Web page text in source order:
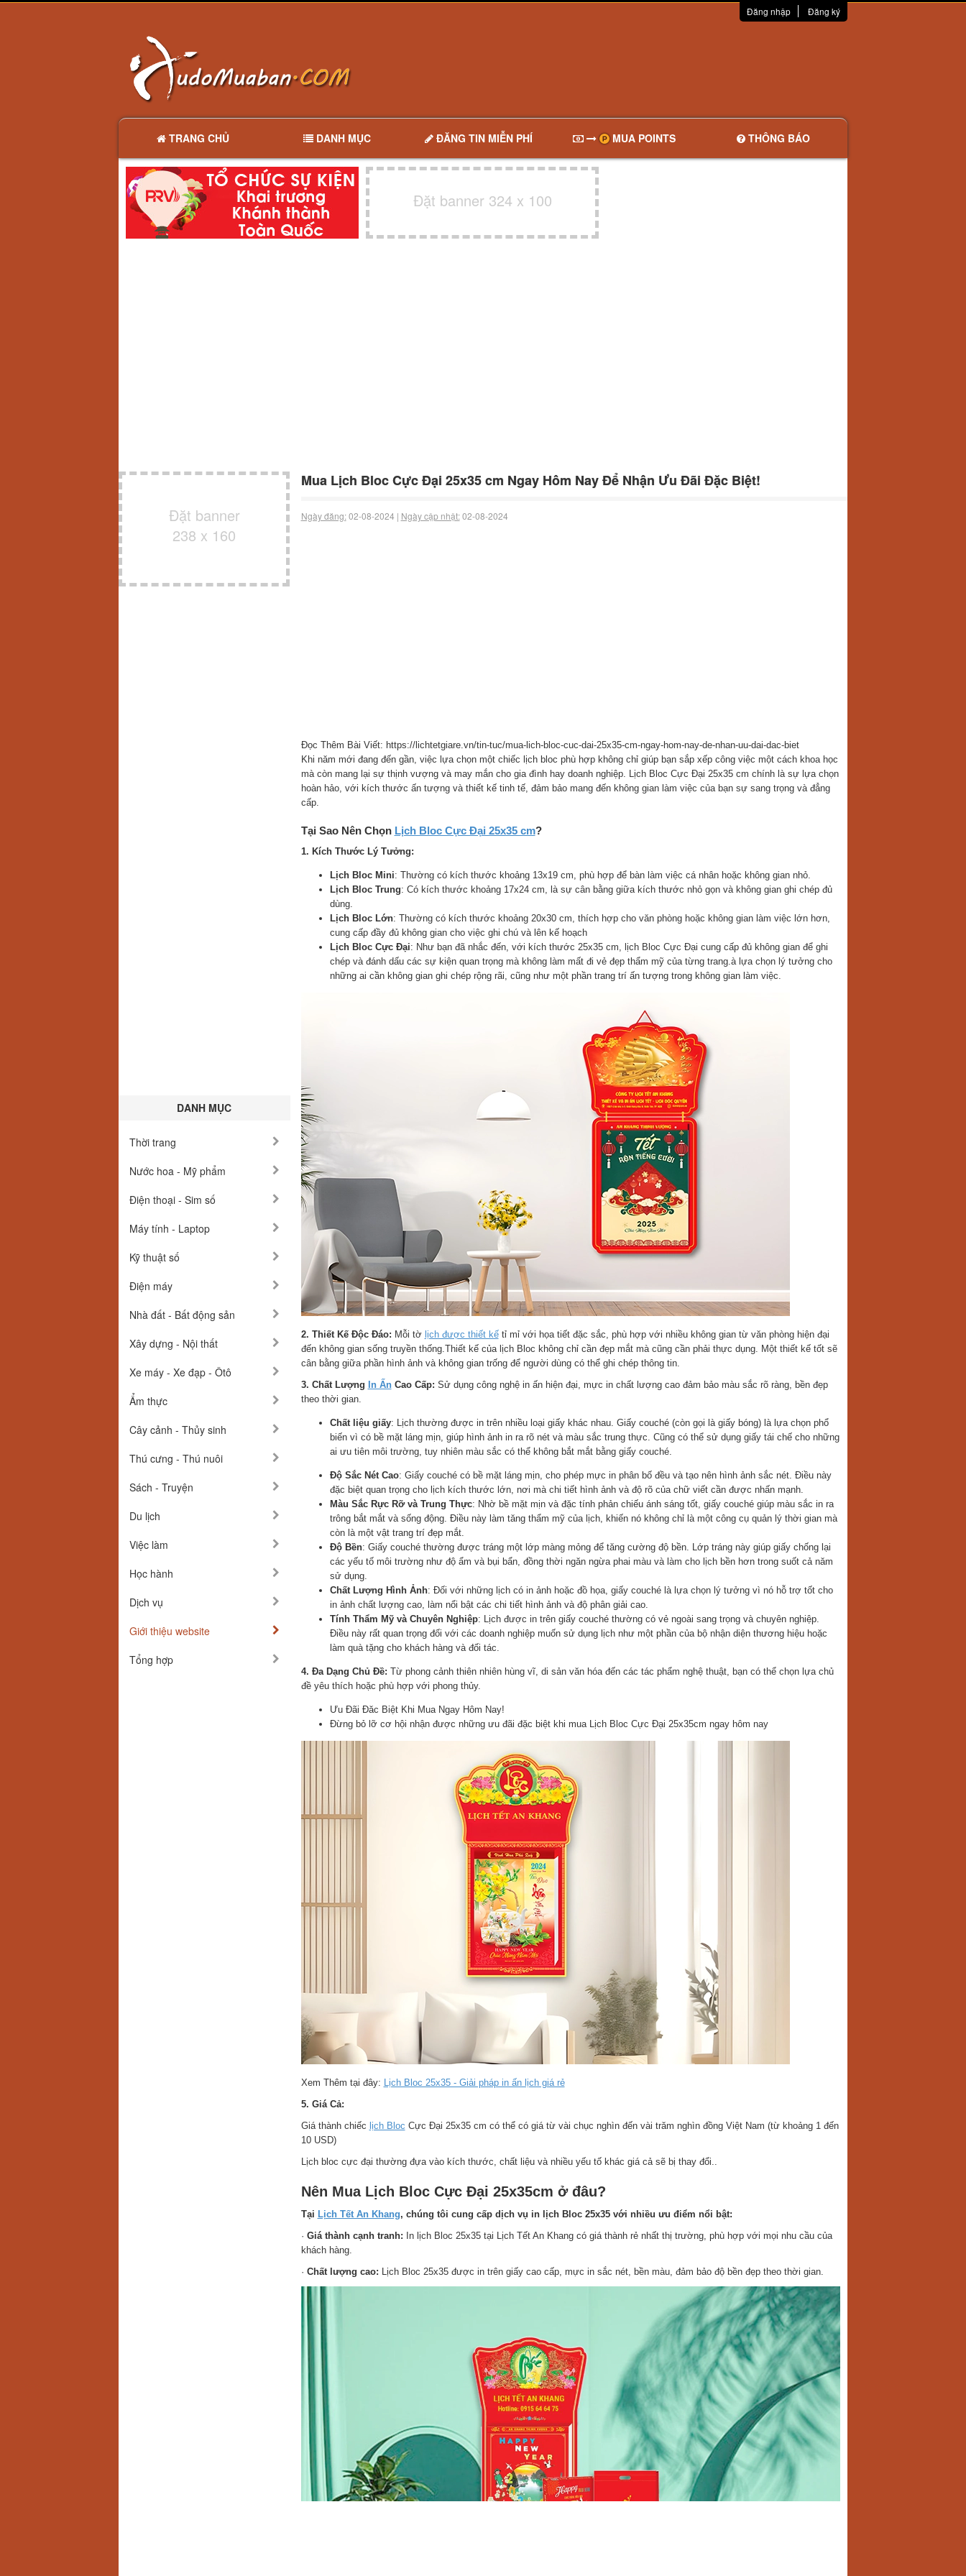
Đăng nhập Đăng ký
TRANG CHỦ DANH MỤC ĐĂNG TIN MIỄN PHÍ MUA POINTS THÔNG BÁO
Đặt banner 324 x 100
Đặt banner
238 x 160
DANH MỤC
Thời trang
Nước hoa - Mỹ phẩm
Điện thoại - Sim số
Máy tính - Laptop
Kỹ thuật số
Điện máy
Nhà đất - Bất động sản
Xây dựng - Nội thất
Xe máy - Xe đạp - Ôtô
Ẩm thực
Cây cảnh - Thủy sinh
Thú cưng - Thú nuôi
Sách - Truyện
Du lịch
Việc làm
Học hành
Dịch vụ
Giới thiệu website
Tổng hợp
Mua Lịch Bloc Cực Đại 25x35 cm Ngay Hôm Nay Để Nhận Ưu Đãi Đặc Biệt!
Ngày đăng:02-08-2024 | Ngày cập nhật:02-08-2024
Đọc Thêm Bài Viết: https://lichtetgiare.vn/tin-tuc/mua-lich-bloc-cuc-dai-25x35-cm-ngay-hom-nay-de-nhan-uu-dai-dac-biet
Khi năm mới đang đến gần, việc lựa chọn một chiếc lịch bloc phù hợp không chỉ giúp bạn sắp xếp công việc một cách khoa học
mà còn mang lại sự thịnh vượng và may mắn cho gia đình hay doanh nghiệp. Lịch Bloc Cực Đại 25x35 cm chính là sự lựa chọn
hoàn hảo, với kích thước ấn tượng và thiết kế tinh tế, đảm bảo mang đến không gian làm việc của bạn sự sang trọng và đẳng
cấp.
Tại Sao Nên Chọn Lịch Bloc Cực Đại 25x35 cm?
1. Kích Thước Lý Tưởng:
Lịch Bloc Mini: Thường có kích thước khoảng 13x19 cm, phù hợp để bàn làm việc cá nhân hoặc không gian nhỏ.
Lịch Bloc Trung: Có kích thước khoảng 17x24 cm, là sự cân bằng giữa kích thước nhỏ gọn và không gian ghi chép đủ
dùng.
Lịch Bloc Lớn: Thường có kích thước khoảng 20x30 cm, thích hợp cho văn phòng hoặc không gian làm việc lớn hơn,
cung cấp đầy đủ không gian cho việc ghi chú và lên kế hoạch
Lịch Bloc Cực Đại: Như bạn đã nhắc đến, với kích thước 25x35 cm, lịch Bloc Cực Đại cung cấp đủ không gian để ghi
chép và đánh dấu các sự kiện quan trọng mà không làm mất đi vẻ đẹp thẩm mỹ của từng trang.à lựa chọn lý tưởng cho
những ai cần không gian ghi chép rộng rãi, cũng như một phần trang trí ấn tượng trong không gian làm việc.
2. Thiết Kế Độc Đáo: Mỗi tờ lịch được thiết kếtỉ mỉ với họa tiết đặc sắc, phù hợp với nhiều không gian từ văn phòng hiện đại
đến không gian sống truyền thống.Thiết kế của lịch Bloc không chỉ cần đẹp mắt mà cũng cần phải thực dụng. Một thiết kế tốt sẽ
cân bằng giữa phần hình ảnh và không gian trống để người dùng có thể ghi chép thông tin.
3. Chất Lượng
In ẤnCao Cấp: Sử dụng công nghệ in ấn hiện đại, mực in chất lượng cao đảm bảo màu sắc rõ ràng, bền đẹp
theo thời gian.
Chất liệu giấy: Lịch thường được in trên nhiều loại giấy khác nhau. Giấy couché (còn gọi là giấy bóng) là lựa chọn phổ
biến vì có bề mặt láng mịn, giúp hình ảnh in ra rõ nét và màu sắc trung thực. Cũng có thể sử dụng giấy tái chế cho những
ai ưu tiên môi trường, tuy nhiên màu sắc có thể không bắt mắt bằng giấy couché.
Độ Sắc Nét Cao: Giấy couché có bề mặt láng mịn, cho phép mực in phân bố đều và tạo nên hình ảnh sắc nét. Điều này
đặc biệt quan trọng cho lịch kích thước lớn, nơi mà chi tiết hình ảnh và độ rõ của chữ viết cần được nhấn mạnh.
Màu Sắc Rực Rỡ và Trung Thực: Nhờ bề mặt mịn và đặc tính phản chiếu ánh sáng tốt, giấy couché giúp màu sắc in ra
trông bắt mắt và sống động. Điều này làm tăng thẩm mỹ của lịch, khiến nó không chỉ là một công cụ quản lý thời gian mà
còn là một vật trang trí đẹp mắt.
Độ Bền: Giấy couché thường được tráng một lớp màng mỏng để tăng cường độ bền. Lớp tráng này giúp giấy chống lại
các yếu tố môi trường như độ ẩm và bụi bẩn, đồng thời ngăn ngừa phai màu và làm cho lịch bền hơn trong suốt cả năm
sử dụng.
Chất Lượng Hình Ảnh: Đối với những lịch có in ảnh hoặc đồ họa, giấy couché là lựa chọn lý tưởng vì nó hỗ trợ tốt cho
in ảnh chất lượng cao, làm nổi bật các chi tiết hình ảnh và độ phân giải cao.
Tính Thẩm Mỹ và Chuyên Nghiệp: Lịch được in trên giấy couché thường có vẻ ngoài sang trọng và chuyên nghiệp.
Điều này rất quan trọng đối với các doanh nghiệp muốn sử dụng lịch như một phần của bộ nhận diện thương hiệu hoặc
làm quà tặng cho khách hàng và đối tác.
4. Đa Dạng Chủ Đề: Từ phong cảnh thiên nhiên hùng vĩ, di sản văn hóa đến các tác phẩm nghệ thuật, bạn có thể chọn lựa chủ
đề yêu thích hoặc phù hợp với phong thủy.
Ưu Đãi Đăc Biệt Khi Mua Ngay Hôm Nay!
Đừng bỏ lỡ cơ hội nhận được những ưu đãi đặc biệt khi mua Lịch Bloc Cực Đại 25x35cm ngay hôm nay
Xem Thêm tại đây: Lịch Bloc 25x35 - Giải pháp in ấn lịch giá rẻ
5. Giá Cả:
Giá thành chiếc lịch Bloc Cực Đại 25x35 cm có thể có giá từ vài chục nghìn đến vài trăm nghìn đồng Việt Nam (từ khoảng 1 đến
10 USD)
Lịch bloc cực đại thường đựa vào kích thước, chất liệu và nhiều yếu tố khác giá cả sẽ bị thay đổi..
Nên Mua Lịch Bloc Cực Đại 25x35cm ở đâu?
Tại Lịch Tết An Khang, chúng tôi cung cấp dịch vụ in lịch Bloc 25x35 với nhiều ưu điểm nổi bật:
· Giá thành cạnh tranh: In lịch Bloc 25x35 tại Lịch Tết An Khang có giá thành rẻ nhất thị trường, phù hợp với mọi nhu cầu của
khách hàng.
· Chất lượng cao: Lịch Bloc 25x35 được in trên giấy cao cấp, mực in sắc nét, bền màu, đảm bảo độ bền đẹp theo thời gian.